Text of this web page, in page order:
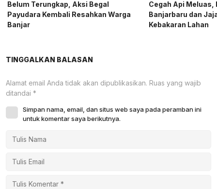
Belum Terungkap, Aksi Begal
Payudara Kembali Resahkan Warga
Banjar
Cegah Api Meluas,
Banjarbaru dan
Kebakaran Lahan
TINGGALKAN BALASAN
Alamat email Anda tidak akan dipublikasikan. Ruas yang wajib
ditandai *
Simpan nama, email, dan situs web saya pada peramban ini
untuk komentar saya berikutnya.